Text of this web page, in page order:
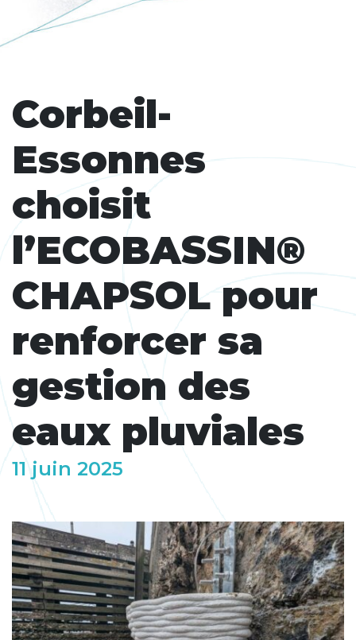
Corbeil-
Essonnes
choisit
l’ECOBASSIN®
CHAPSOL pour
renforcer sa
gestion des
eaux pluviales
11 juin 2025